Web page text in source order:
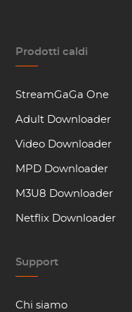
Prodotti caldi
StreamGaGa One
Adult Downloader
Video Downloader
MPD Downloader
M3U8 Downloader
Netflix Downloader
Support
Chi siamo